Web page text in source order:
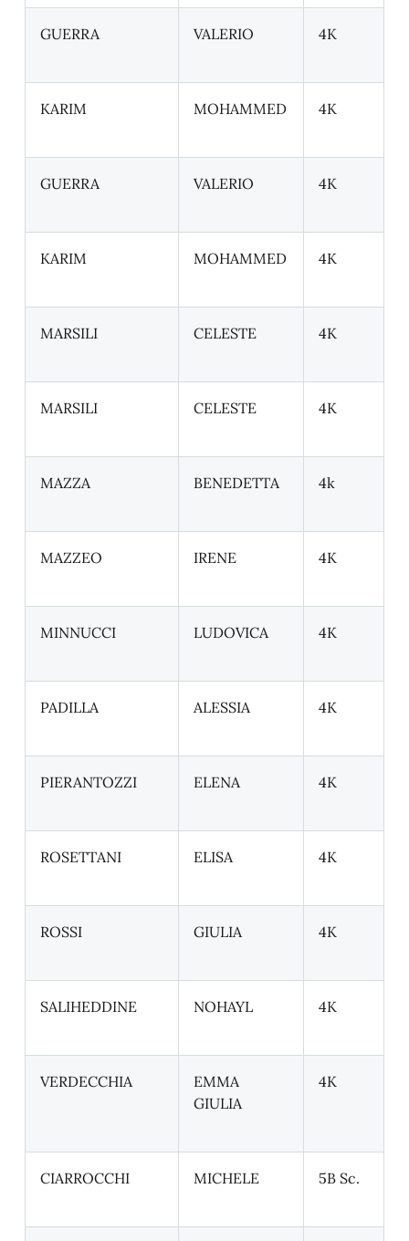
GUERRA VALERIO 4K
KARIM MOHAMMED 4K
GUERRA VALERIO 4K
KARIM MOHAMMED 4K
MARSILI CELESTE 4K
MARSILI CELESTE 4K
MAZZA BENEDETTA 4k
MAZZEO IRENE 4K
MINNUCCI LUDOVICA 4K
PADILLA ALESSIA 4K
PIERANTOZZI ELENA 4K
ROSETTANI ELISA 4K
ROSSI GIULIA 4K
SALIHEDDINE NOHAYL 4K
VERDECCHIA
EMMA
GIULIA
4K
CIARROCCHI MICHELE 5B Sc.